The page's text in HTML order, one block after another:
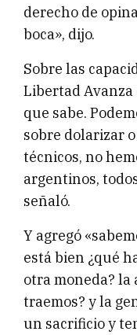
derecho de
boca», dijo.
Sobre las
Libertad
que sabe.
sobre dolarizar
técnicos, no
argentinos,
señaló.
Y agregó
está bien ¿qué
otra moneda? la
traemos? y la
un sacrificio y